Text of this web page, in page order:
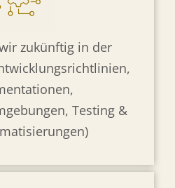
zukünftig in der
Testing &